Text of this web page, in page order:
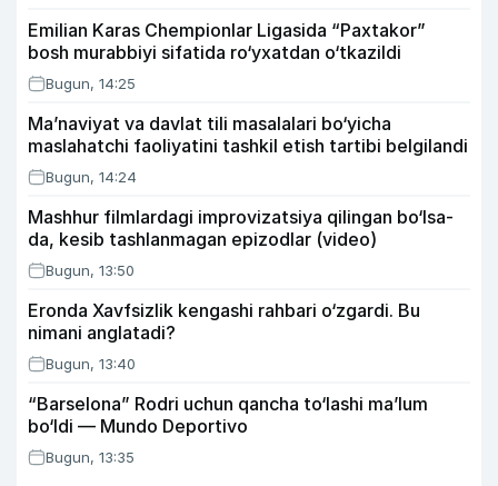
Emilian Karas Chempionlar Ligasida “Paxtakor”
bosh murabbiyi sifatida ro‘yxatdan o‘tkazildi
Bugun, 14:25
Ma’naviyat va davlat tili masalalari bo‘yicha
maslahatchi faoliyatini tashkil etish tartibi belgilandi
Bugun, 14:24
Mashhur filmlardagi improvizatsiya qilingan bo‘lsa-
da, kesib tashlanmagan epizodlar (video)
Bugun, 13:50
Eronda Xavfsizlik kengashi rahbari o‘zgardi. Bu
nimani anglatadi?
Bugun, 13:40
“Barselona” Rodri uchun qancha to‘lashi ma’lum
bo‘ldi — Mundo Deportivo
Bugun, 13:35